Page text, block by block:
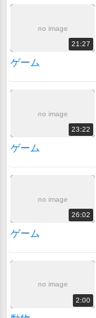
no image
21:27
ゲーム
no image
23:22
ゲーム
no image
26:02
ゲーム
no image
2:00